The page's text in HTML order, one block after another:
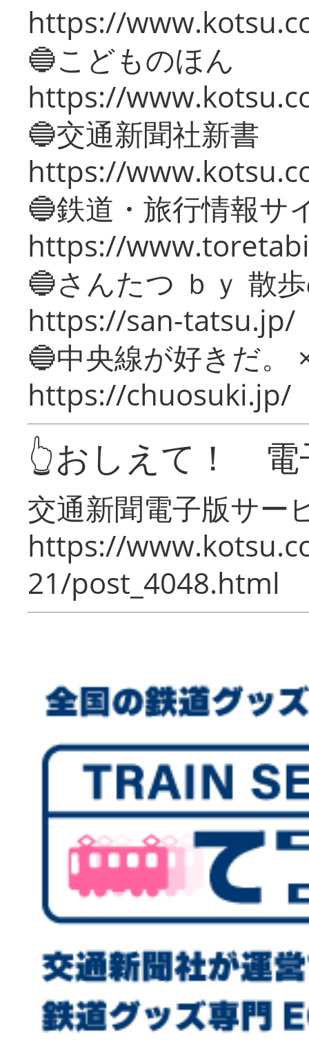
https://
🔵こどものほん
https://
🔵交通新聞社新書
https://
🔵鉄道・旅行情報サ
https://
🔵さんたつ ｂｙ 散
https://san-tatsu.jp/
🔵中央線が好きだ。
https://chuosuki.jp/
👆おしえて！ 電
交通新聞電子版サー
https://
21/post_4048.html